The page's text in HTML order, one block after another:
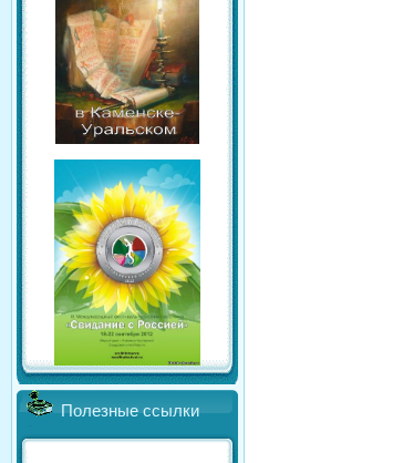
Полезные ссылки